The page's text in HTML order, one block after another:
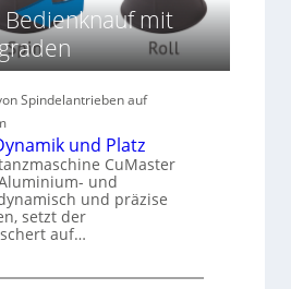
mit
Spindelantrieben auf
und Platz
CuMaster
und
und präzise
setzt der
auf…